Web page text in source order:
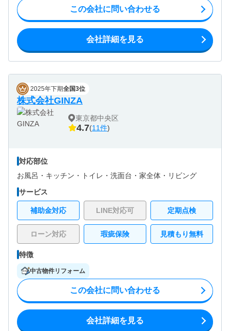
この会社に問い合わせる
会社詳細を見る
2025年下期全国3位
株式会社GINZA
東京都中央区
4.7(11件)
対応部位
お風呂・ キッチン・ トイレ・ 洗面台・ 家全体・ リビング
サービス
補助金対応 LINE対応可 定期点検
ローン対応 瑕疵保険 見積もり無料
特徴
中古物件リフォーム
この会社に問い合わせる
会社詳細を見る